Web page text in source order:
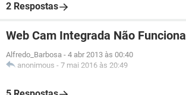
2 Respostas
Web Cam Integrada Não Funciona
Alfredo_Barbosa - 4 abr 2013 às 00:40
anonimous - 7 mai 2016 às 20:49